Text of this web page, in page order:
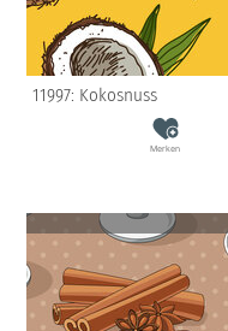
11997: Kokosnuss
Merken